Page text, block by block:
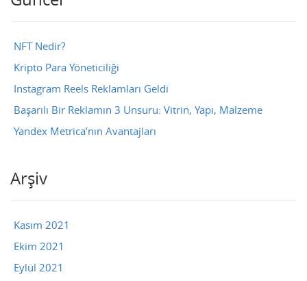
NFT Nedir?
Kripto Para Yöneticiliği
Instagram Reels Reklamları Geldi
Başarılı Bir Reklamın 3 Unsuru: Vitrin, Yapı, Malzeme
Yandex Metrica’nın Avantajları
Arşiv
Kasım 2021
Ekim 2021
Eylül 2021